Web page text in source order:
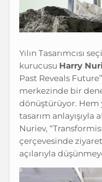
Yılın Tasarımcısı
kurucusu Harry
Past Reveals
merkezinde bir
dönüştürüyor. Hem
tasarım anlayışıyla
Nuriev,
çerçevesinde
açılarıyla